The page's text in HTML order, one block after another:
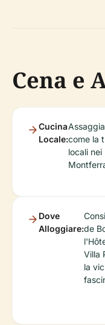
Cena e
Cucina
Locale:come la
locali
Dove
Alloggiare:de
Villa
la